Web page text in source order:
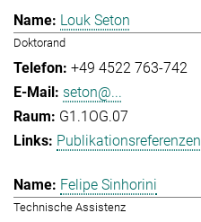
Louk Seton
Doktorand
+49 4522 763-742
seton@...
G1.1OG.07
Publikationsreferenzen
Felipe Sinhorini
Technische Assistenz